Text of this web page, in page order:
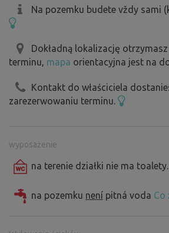
Na pozemku budete vždy sami
Dokładną lokalizację
terminu, mapa orientacyjna jest na
Kontakt do właściciela
zarezerwowaniu terminu.
wyposażenie
na terenie działki nie ma
na pozemku není pitná voda Co